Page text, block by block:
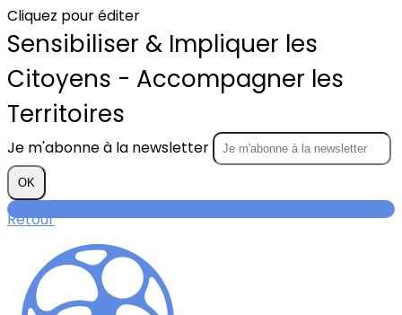
Cliquez pour éditer
Sensibiliser & Impliquer les
Citoyens - Accompagner les
Territoires
Je m'abonne à la newsletter
OK
Retour